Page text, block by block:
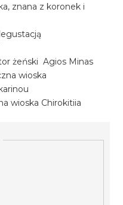
znana z koronek i
żeński Agios Minas
wioska
wioska Chirokitiia